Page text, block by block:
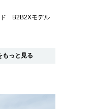
ド B2B2Xモデル
もっと見る